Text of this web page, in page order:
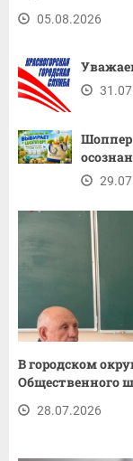
05.08.2026
Шоппер
В городском
Общественного
28.07.2026